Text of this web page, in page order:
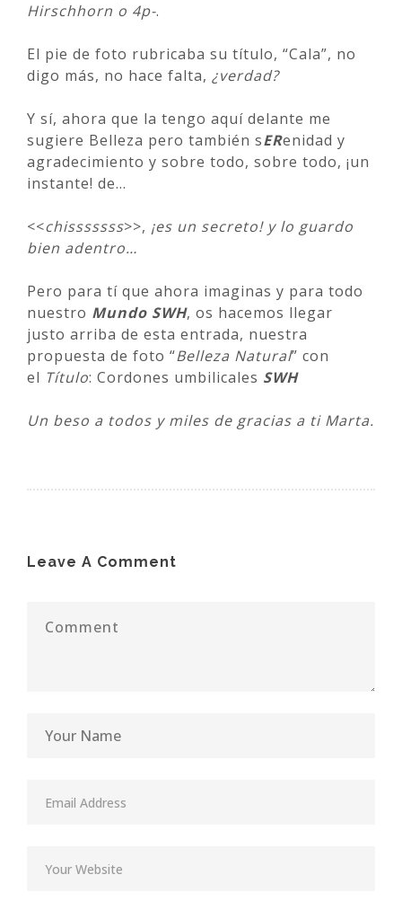
Hirschhorn o 4p-.
El pie de foto rubricaba su título, “Cala”, no
digo más, no hace falta, ¿verdad?
Y sí, ahora que la tengo aquí delante me
sugiere Belleza pero también sERenidad y
agradecimiento y sobre todo, sobre todo, ¡un
instante! de…
<<chisssssss>>, ¡es un secreto! y lo guardo
bien adentro…
Pero para tí que ahora imaginas y para todo
nuestro Mundo SWH, os hacemos llegar
justo arriba de esta entrada, nuestra
propuesta de foto “Belleza Natural” con
el Título: Cordones umbilicales SWH
Un beso a todos y miles de gracias a ti Marta.
Leave A Comment